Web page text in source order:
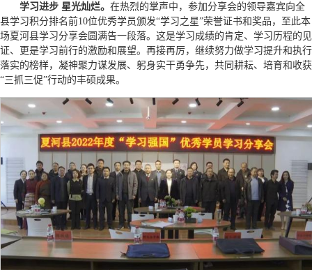
学习进步 星光灿烂。 在热烈的掌声中，参加分享会的领导嘉宾向全
县学习积分排名前10位优秀学员颁发“学习之星”荣誉证书和奖品，至此本
场夏河县学习分享会圆满告一段落。这是学习成绩的肯定、学习历程的见
证、更是学习前行的激励和展望。再接再厉，继续努力做学习提升和执行
落实的榜样，凝神聚力谋发展、躬身实干勇争先，共同耕耘、培育和收获
“三抓三促”行动的丰硕成果。